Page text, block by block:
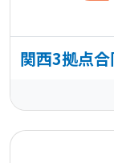
関西3拠点